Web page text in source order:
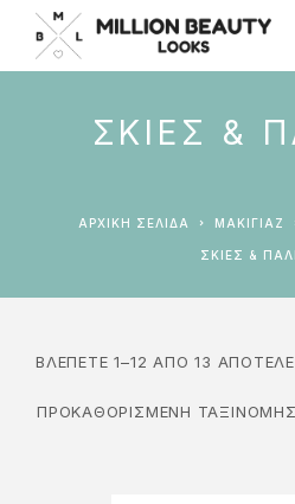
ΣΚΙΈΣ &
ΑΡΧΙΚΉ ΣΕΛΊΔΑ ΜΑΚΙΓΙΑΖ
ΣΚΙΈΣ &
ΒΛΈΠΕΤΕ 1–12 ΑΠΌ 13